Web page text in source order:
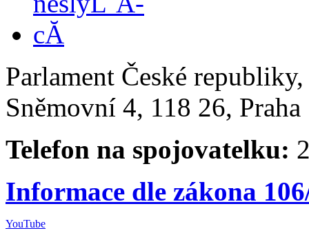
Parlament České
Sněmovní 4, 118 26,
Telefon na spojovatelku:
Informace dle zákona
YouTube